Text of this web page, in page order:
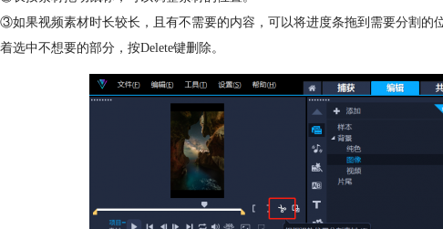
③如果视频素材时长较长，且有不需要的内容，可以将进度条拖到需要分割的
着选中不想要的部分，按Delete键删除。